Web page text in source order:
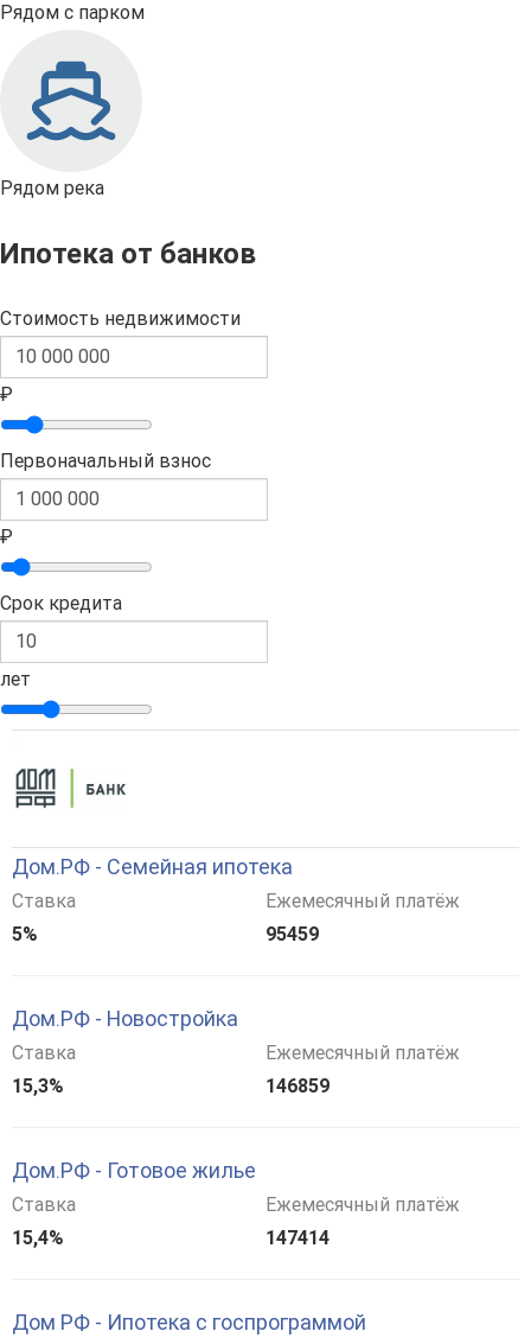
Рядом с парком
Рядом река
Ипотека от банков
Стоимость недвижимости
₽
Первоначальный взнос
₽
Срок кредита
лет
Дом.РФ - Семейная ипотека
Ставка
5%
Ежемесячный платёж
95459
Дом.РФ - Новостройка
Ставка
15,3%
Ежемесячный платёж
146859
Дом.РФ - Готовое жилье
Ставка
15,4%
Ежемесячный платёж
147414
Дом РФ - Ипотека с госпрограммой